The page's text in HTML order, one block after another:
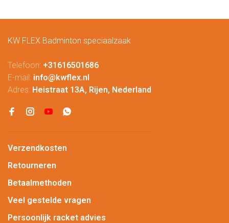
KW FLEX Badminton speciaalzaak
Telefoon: +31616501686
E-mail: info@kwflex.nl
Adres: Heistraat 13A, Rijen, Nederland
Verzendkosten
Retourneren
Betaalmethoden
Veel gestelde vragen
Persoonlijk racket advies